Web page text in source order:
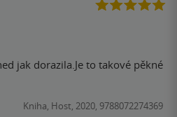
jak dorazila.Je to takové pěkné
Kniha, Host, 2020, 9788072274369